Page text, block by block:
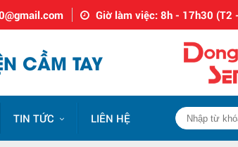
Giờ làm việc: 8h - 17h30 (T2
CẦM TAY
TIN TỨC LIÊN HỆ